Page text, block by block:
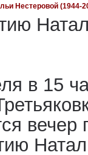
Нестеровой (1944-
в 15